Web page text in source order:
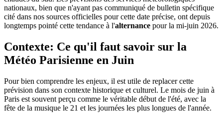
nationaux, bien que n'ayant pas communiqué de bulletin spécifique
cité dans nos sources officielles pour cette date précise, ont depuis
longtemps pointé cette tendance à l'alternance pour la mi-juin 2026.
Contexte: Ce qu'il faut savoir sur la
Météo Parisienne en Juin
Pour bien comprendre les enjeux, il est utile de replacer cette
prévision dans son contexte historique et culturel. Le mois de juin à
Paris est souvent perçu comme le véritable début de l'été, avec la
fête de la musique le 21 et les journées les plus longues de l'année.